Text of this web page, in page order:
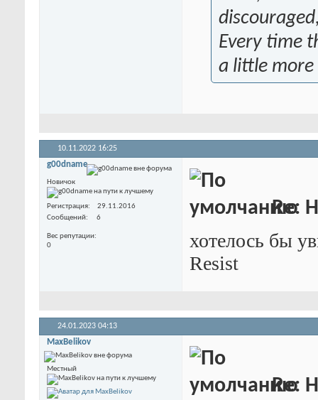
Every time
a little more
10.11.2022 16:25
g00dname
Новичок
Регистрация
29.11.2016
Сообщений
6
Вес репутации
0
Re:
хотелось бы
Resist
24.01.2023 04:13
MaxBelikov
Местный
Re: